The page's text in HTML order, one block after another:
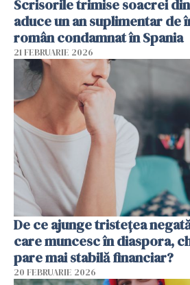
Scrisorile trimise soacrei
aduce un an suplimentar de
român condamnat în Spania
21 FEBRUARIE 2026
De ce ajunge tristețea
care muncesc în diaspora,
pare mai stabilă financiar?
20 FEBRUARIE 2026